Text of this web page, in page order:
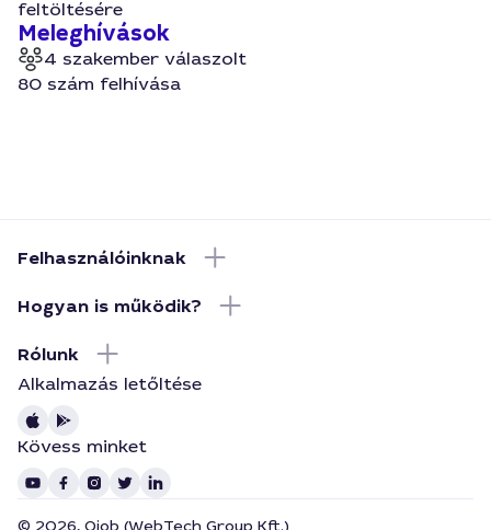
feltöltésére
Meleghívások
4 szakember válaszolt
80 szám felhívása
Felhasználóinknak
Hogyan is működik?
Rólunk
Alkalmazás letőltése
Kövess minket
© 2026, Qjob (WebTech Group Kft.)